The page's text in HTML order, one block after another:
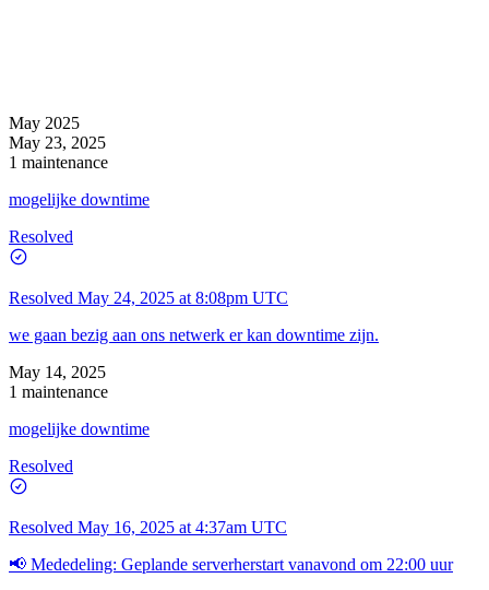
May 2025
May 23, 2025
1 maintenance
mogelijke downtime
Resolved
Resolved May 24, 2025 at 8:08pm UTC
we gaan bezig aan ons netwerk er kan downtime zijn.
May 14, 2025
1 maintenance
mogelijke downtime
Resolved
Resolved May 16, 2025 at 4:37am UTC
📢 Mededeling: Geplande serverherstart vanavond om 22:00 uur